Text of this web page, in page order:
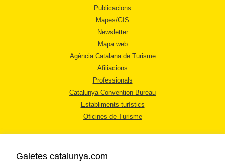
Publicacions
Mapes/GIS
Newsletter
Mapa web
Agència Catalana de Turisme
Afiliacions
Professionals
Catalunya Convention Bureau
Establiments turístics
Oficines de Turisme
Galetes catalunya.com